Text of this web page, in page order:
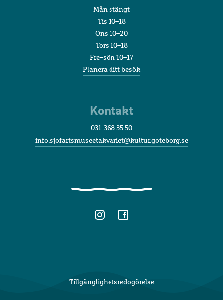
Mån stängt
Tis 10–18
Ons 10–20
Tors 10–18
Fre–sön 10–17
Planera ditt besök
Kontakt
031-368 35 50
info.sjofartsmuseetakvariet@kultur.goteborg.se
Tillgänglighetsredogörelse
användarupplevelsen. Genom att använda vår
webbplats samtycker du till alla cookies i enlighet